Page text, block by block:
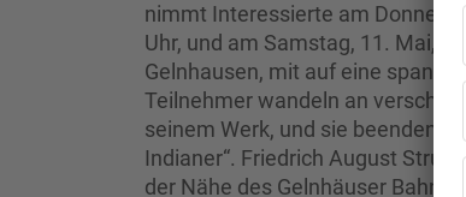
nimmt Interessierte am
Uhr, und am Samstag, 11. Mai,
Gelnhausen, mit auf eine
Teilnehmer wandeln an
seinem Werk, und sie beenden
Indianer“. Friedrich August
der Nähe des Gelnhäuser